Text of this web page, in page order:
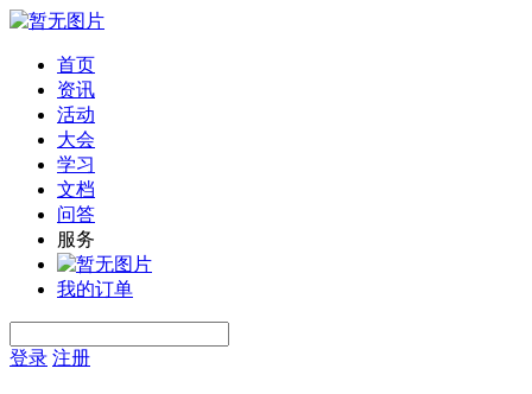
首页
资讯
活动
大会
学习
文档
问答
服务
我的订单
登录 注册